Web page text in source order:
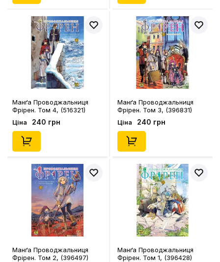
Манґа Проводжальниця
Фрірен. Том 4, (516321)
Ціна 240 грн
Манґа Проводжальниця
Фрірен. Том 3, (396831)
Ціна 240 грн
Манґа Проводжальниця
Фрірен. Том 2, (396497)
Манґа Проводжальниця
Фрірен. Том 1, (396428)